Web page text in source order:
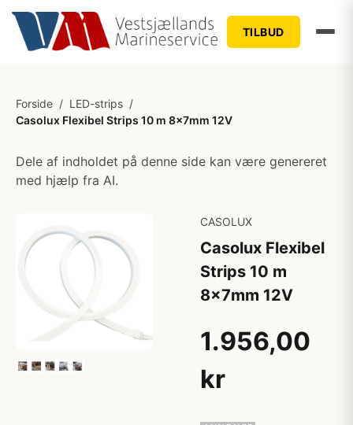
TILBUD
Forside / LED-strips /
Casolux Flexibel Strips 10 m 8x7mm 12V
Dele af indholdet på denne side kan være genereret
med hjælp fra AI.
CASOLUX
Casolux Flexibel
Strips 10 m
8x7mm 12V
1.956,00
kr